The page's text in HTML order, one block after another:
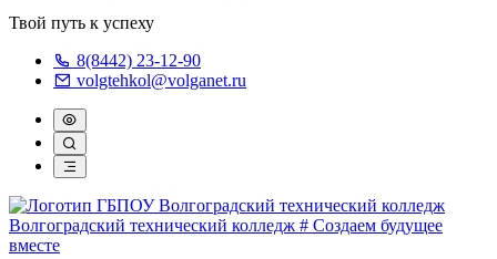
Твой путь к успеху
8(8442) 23-12-90
volgtehkol@volganet.ru
Волгоградский технический колледж # Создаем будущее
вместе